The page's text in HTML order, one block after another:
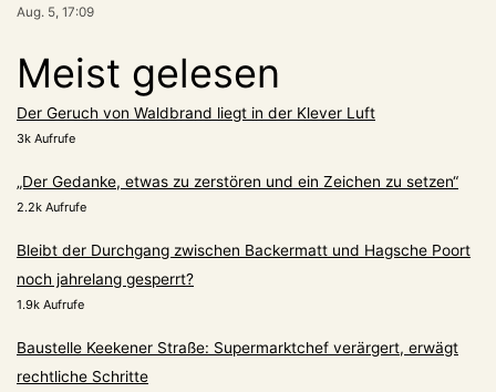
Aug. 5, 17:09
Meist gelesen
Der Geruch von Waldbrand liegt in der Klever Luft
3k Aufrufe
„Der Gedanke, etwas zu zerstören und ein Zeichen zu setzen“
2.2k Aufrufe
Bleibt der Durchgang zwischen Backermatt und Hagsche Poort
noch jahrelang gesperrt?
1.9k Aufrufe
Baustelle Keekener Straße: Supermarktchef verärgert, erwägt
rechtliche Schritte